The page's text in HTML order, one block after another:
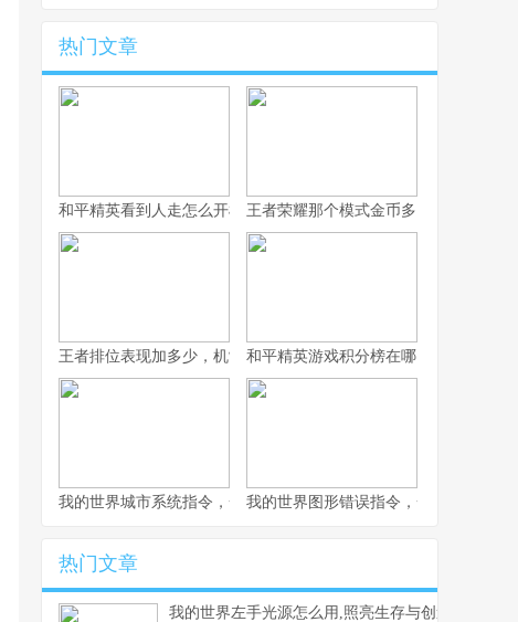
热门文章
和平精英看到人走怎么开枪，冷静瞄准与节奏掌控的艺术，副标题
王者荣耀那个模式金币多，揭秘高效积
王者排位表现加多少，机制解析与实战心得和平精英游戏积分榜在哪，探寻竞技之
我的世界城市系统指令，一座虚拟城市的诞生与成长副标题
我的世界图形错误指令，一场意料之外
热门文章
我的世界左手光源怎么用,照亮生存与创造之路